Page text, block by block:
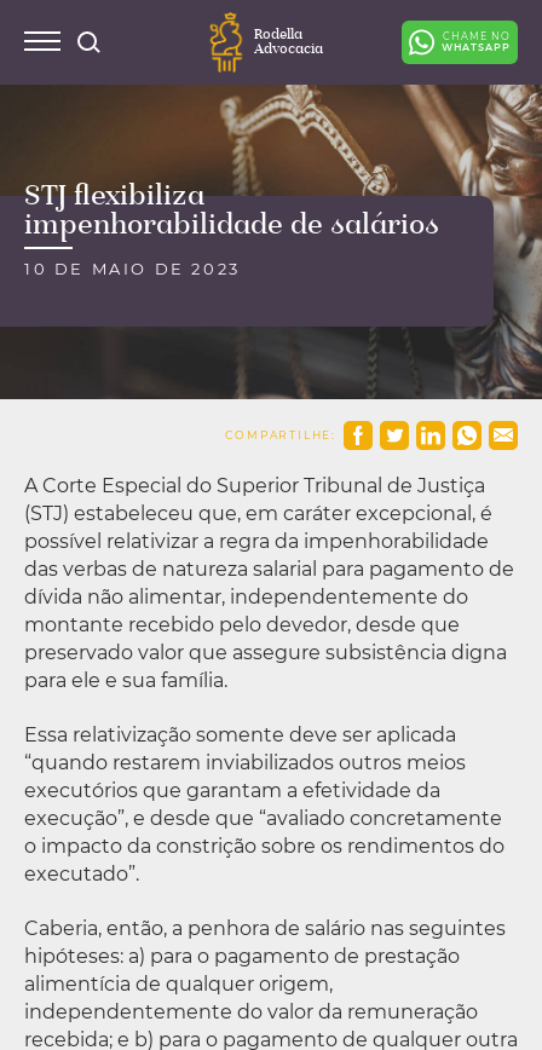
Rodella
Advocacia
CHAME NO
WHATSAPP
STJ flexibiliza
impenhorabilidade de salários
10 DE MAIO DE 2023
COMPARTILHE:
A Corte Especial do Superior Tribunal de Justiça
(STJ) estabeleceu que, em caráter excepcional, é
possível relativizar a regra da impenhorabilidade
das verbas de natureza salarial para pagamento de
dívida não alimentar, independentemente do
montante recebido pelo devedor, desde que
preservado valor que assegure subsistência digna
para ele e sua família.
Essa relativização somente deve ser aplicada
“quando restarem inviabilizados outros meios
executórios que garantam a efetividade da
execução”, e desde que “avaliado concretamente
o impacto da constrição sobre os rendimentos do
executado”.
Caberia, então, a penhora de salário nas seguintes
hipóteses: a) para o pagamento de prestação
alimentícia de qualquer origem,
independentemente do valor da remuneração
recebida; e b) para o pagamento de qualquer outra